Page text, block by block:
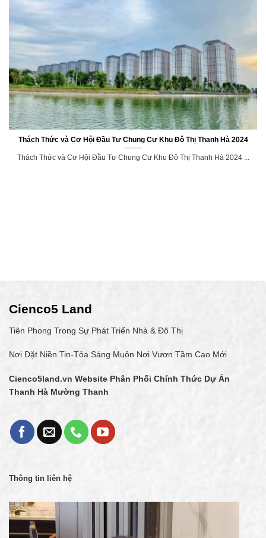
Thách Thức và Cơ Hội Đầu Tư Chung Cư Khu Đô Thị Thanh Hà 2024
Thách Thức và Cơ Hội Đầu Tư Chung Cư Khu Đô Thị Thanh Hà 2024 ...
Cienco5 Land
Tiên Phong Trong Sự Phát Triển Nhà & Đô Thị
Nơi Đặt Niền Tin-Tỏa Sáng Muôn Nơi Vươn Tầm Cao Mới
Cienco5land.vn Website Phân Phối Chính Thức Dự Án
Thanh Hà Mường Thanh
Thông tin liên hệ